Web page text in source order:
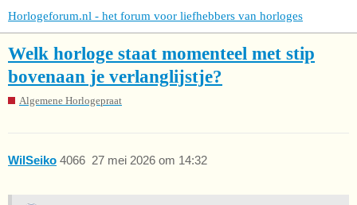
Horlogeforum.nl - het forum voor liefhebbers van horloges
Welk horloge staat momenteel met stip
bovenaan je verlanglijstje?
Algemene Horlogepraat
WilSeiko 27 mei 2026 om 14:32
4066